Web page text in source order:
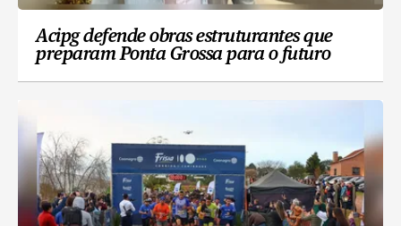
Acipg defende obras estruturantes que
preparam Ponta Grossa para o futuro